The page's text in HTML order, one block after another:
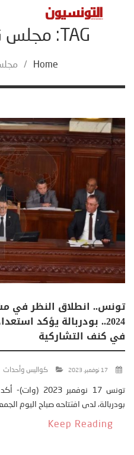
TAG: مجلس نواب الشعب
Home
/
تونس.. انطلاق النظر في
2024.. بودربالة يؤكد
في كنف التشاركية
17 نوفمبر، 2023 كواليس وأحداث
تونس 17
بودربالة، لدى افتتاحه صباح اليوم
Keep Reading